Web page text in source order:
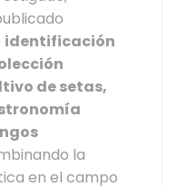
identificación
de setas,
la
en el campo